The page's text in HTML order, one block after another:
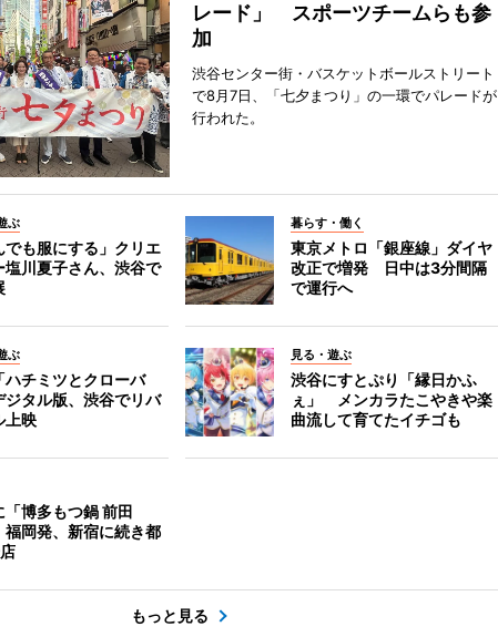
レード」 スポーツチームらも参
加
渋谷センター街・バスケットボールストリート
で8月7日、「七夕まつり」の一環でパレードが
行われた。
ぶ
でも服にする」クリエ
塩川夏子さん、渋谷で
暮らす・働く
東京メトロ「銀座線」ダイヤ
改正で増発 日中は3分間隔
で運行へ
ぶ
ハチミツとクローバ
ジタル版、渋谷でリバ
上映
見る・遊ぶ
渋谷にすとぷり「縁日かふ
ぇ」 メンカラたこやきや楽
曲流して育てたイチゴも
「博多もつ鍋 前田
岡発、新宿に続き都
もっと見る